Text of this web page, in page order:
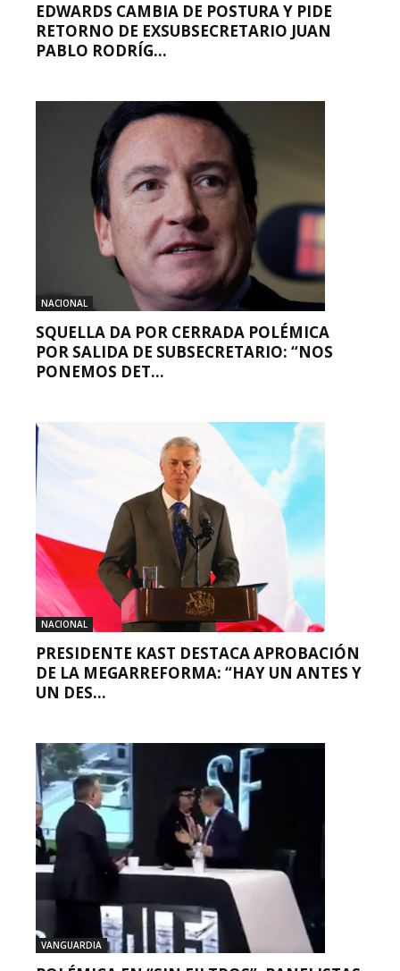
EDWARDS CAMBIA DE POSTURA Y PIDE
RETORNO DE EXSUBSECRETARIO JUAN
PABLO RODRÍG...
NACIONAL
SQUELLA DA POR CERRADA POLÉMICA
POR SALIDA DE SUBSECRETARIO: “NOS
PONEMOS DET...
NACIONAL
PRESIDENTE KAST DESTACA APROBACIÓN
DE LA MEGARREFORMA: “HAY UN ANTES Y
UN DES...
VANGUARDIA